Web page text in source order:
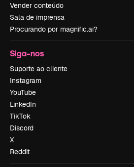
Vender conteúdo
Sala de imprensa
Procurando por magnific.ai?
Siga-nos
Suporte ao cliente
Instagram
YouTube
LinkedIn
TikTok
Discord
X
Reddit